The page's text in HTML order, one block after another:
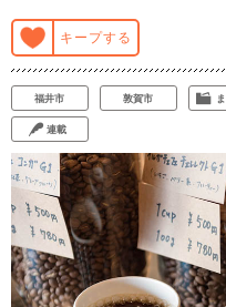
キープする
福井市 敦賀市
連載